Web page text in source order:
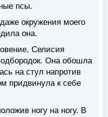
псы.
окружения моего
она.
Селисия
Она обошла
на стул напротив
придвинула к себе
ногу на ногу. В